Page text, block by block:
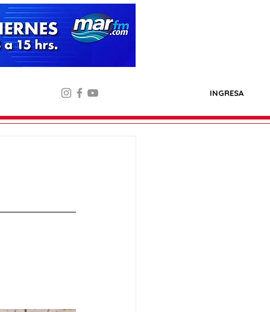
INGRESA